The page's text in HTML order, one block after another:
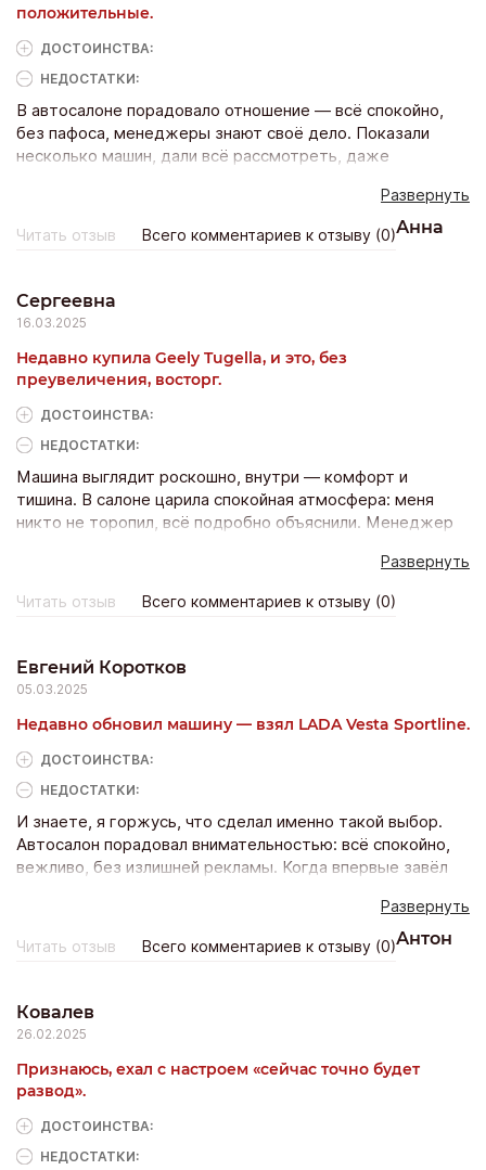
положительные.
ДОСТОИНCТВА:
НЕДОСТАТКИ:
В автосалоне порадовало отношение — всё спокойно,
без пафоса, менеджеры знают своё дело. Показали
несколько машин, дали всё рассмотреть, даже
сразу почувствовал комфорт: мягкая подвеска, отличная
шумоизоляция, просторный салон. Документы оформили
быстро, без навязанных услуг. Когда выехал, поймал
наслаждаюсь дорогой.
Развернуть
Читать отзыв Всего комментариев к отзыву (0)Анна
Сергеевна
16.03.2025
Недавно купила Geely Tugella, и это, без
преувеличения, восторг.
ДОСТОИНCТВА:
НЕДОСТАТКИ:
Машина выглядит роскошно, внутри — комфорт и
тишина. В салоне царила спокойная атмосфера: меня
никто не торопил, всё подробно объяснили. Менеджер
мелочь. Когда впервые выехала на трассу, просто
улыбалась — управляется идеально, коробка плавная,
мотор тихий. Оформление заняло немного времени, всё
— машина действительно притягивает.
Развернуть
Читать отзыв Всего комментариев к отзыву (0)
Евгений Коротков
05.03.2025
Недавно обновил машину — взял LADA Vesta Sportline.
ДОСТОИНCТВА:
НЕДОСТАТКИ:
И знаете, я горжусь, что сделал именно такой выбор.
Автосалон порадовал внимательностью: всё спокойно,
вежливо, без излишней рекламы. Когда впервые завёл
рулится отлично. Менеджеры не торопили, дали
протестировать, рассказали про обслуживание.
Оформление быстрое, без сюрпризов. Когда выехал из
что и отечественные машины могут дарить эмоции.
Развернуть
Читать отзыв Всего комментариев к отзыву (0)Антон
Ковалев
26.02.2025
Признаюсь, ехал с настроем «сейчас точно будет
развод».
ДОСТОИНCТВА:
НЕДОСТАТКИ: